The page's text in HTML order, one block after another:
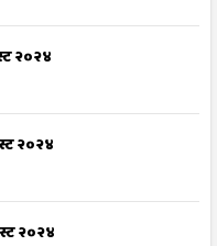
२०२४
२०२४
२०२४